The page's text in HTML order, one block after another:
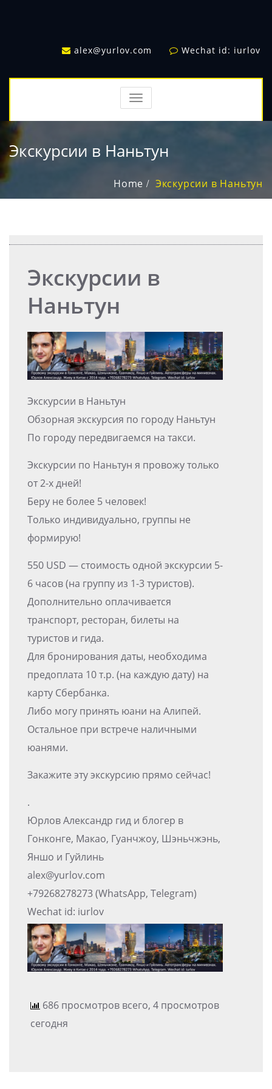
alex@yurlov.com Wechat id: iurlov
TOGGLE
NAVIGATION
Экскурсии в Наньтун
Home Экскурсии в Наньтун
Экскурсии в
Наньтун
Экскурсии в Наньтун
Обзорная экскурсия по городу Наньтун
По городу передвигаемся на такси.
Экскурсии по Наньтун я провожу только
от 2-х дней!
Беру не более 5 человек!
Только индивидуально, группы не
формирую!
550 USD — стоимость одной экскурсии 5-
6 часов (на группу из 1-3 туристов).
Дополнительно оплачивается
транспорт, ресторан, билеты на
туристов и гида.
Для бронирования даты, необходима
предоплата 10 т.р. (на каждую дату) на
карту Сбербанка.
Либо могу принять юани на Алипей.
Остальное при встрече наличными
юанями.
Закажите эту экскурсию прямо сейчас!
.
Юрлов Александр гид и блогер в
Гонконге, Макао, Гуанчжоу, Шэньчжэнь,
Яншо и Гуйлинь
alex@yurlov.com
+79268278273 (WhatsApp, Telegram)
Wechat id: iurlov
686 просмотров всего, 4 просмотров
сегодня